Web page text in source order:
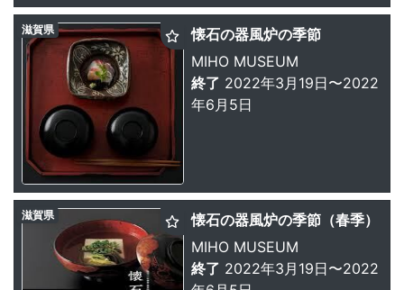
懐石の器風炉の季節
MIHO MUSEUM
終了 2022年3月19日〜2022
年6月5日
滋賀県
懐石の器風炉の季節（春季）
MIHO MUSEUM
終了 2022年3月19日〜2022
滋賀県